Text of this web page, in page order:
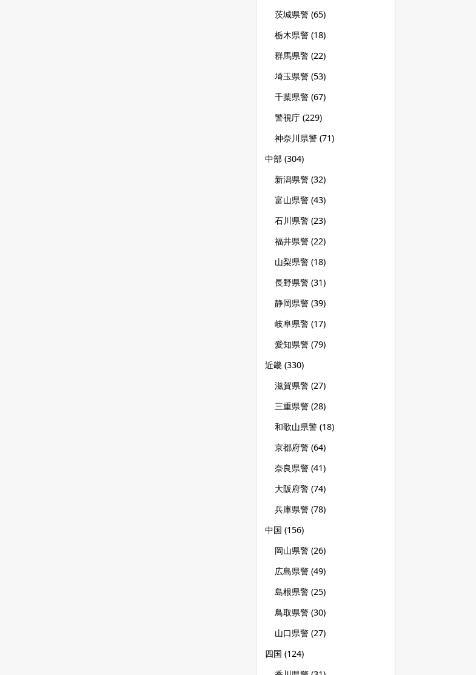
茨城県警 (65)
栃木県警 (18)
群馬県警 (22)
埼玉県警 (53)
千葉県警 (67)
警視庁 (229)
神奈川県警 (71)
中部 (304)
新潟県警 (32)
富山県警 (43)
石川県警 (23)
福井県警 (22)
山梨県警 (18)
長野県警 (31)
静岡県警 (39)
岐阜県警 (17)
愛知県警 (79)
近畿 (330)
滋賀県警 (27)
三重県警 (28)
和歌山県警 (18)
京都府警 (64)
奈良県警 (41)
大阪府警 (74)
兵庫県警 (78)
中国 (156)
岡山県警 (26)
広島県警 (49)
島根県警 (25)
鳥取県警 (30)
山口県警 (27)
四国 (124)